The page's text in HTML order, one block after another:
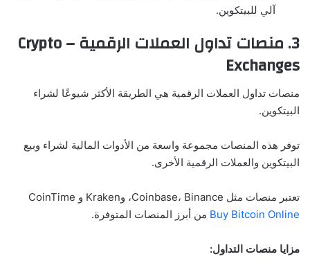
آلي للبيتكوين.
3. منصات تداول العملات الرقمية – Crypto
Exchanges
منصات تداول العملات الرقمية هي الطريقة الأكثر شيوعًا لشراء
البيتكوين.
توفر هذه المنصات مجموعة واسعة من الأدوات المالية لشراء وبيع
البيتكوين والعملات الرقمية الأخرى.
تعتبر منصات مثل Coinbase، Binance، وKraken و CoinTime
Buy Bitcoin Online من أبرز المنصات المتوفرة.
مزايا منصات التداول: